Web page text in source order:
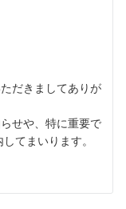
だきましてありが
せや、特に重要で
てまいります。